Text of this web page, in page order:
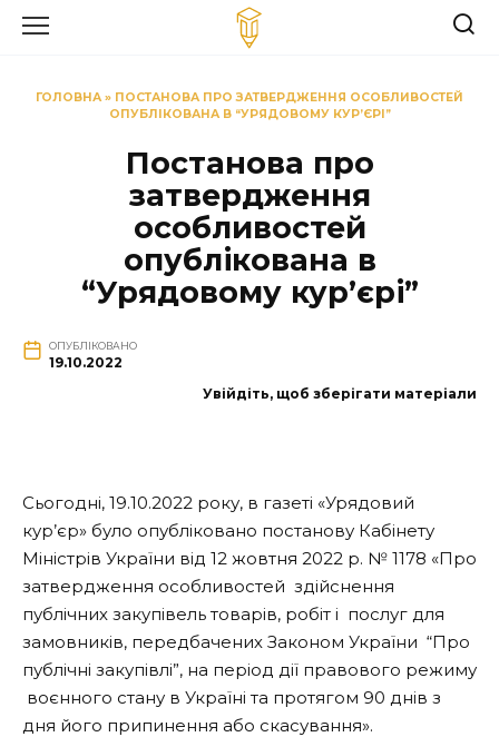
ГОЛОВНА» ПОСТАНОВА ПРО ЗАТВЕРДЖЕННЯ ОСОБЛИВОСТЕЙ
ОПУБЛІКОВАНА В “УРЯДОВОМУ КУР’ЄРІ”
Постанова про
затвердження
особливостей
опублікована в
“Урядовому кур’єрі”
ОПУБЛІКОВАНО
19.10.2022
Увійдіть, щоб зберігати матеріали
Сьогодні, 19.10.2022 року, в газеті «Урядовий
кур’єр» було опубліковано постанову Кабінету
Міністрів України від 12 жовтня 2022 р. № 1178 «Про
затвердження особливостей здійснення
публічних закупівель товарів, робіт і послуг для
замовників, передбачених Законом України “Про
публічні закупівлі”, на період дії правового режиму
воєнного стану в Україні та протягом 90 днів з
дня його припинення або скасування».